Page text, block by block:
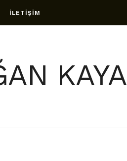
İLETİŞİM
KAYA